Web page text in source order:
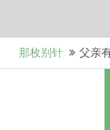
梁冬 |…
梁冬：
梁冬